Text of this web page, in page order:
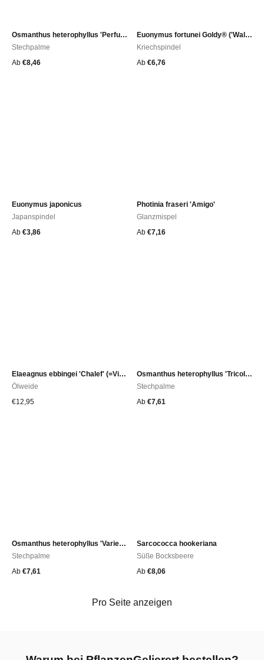
Osmanthus heterophyllus 'Perfume Party'
Stechpalme
Ab €8,46
Euonymus fortunei Goldy® ('Waldbolwi'PBR)
Kriechspindel
Ab €6,76
Euonymus japonicus
Japanspindel
Ab €3,86
Photinia fraseri 'Amigo'
Glanzmispel
Ab €7,16
Elaeagnus ebbingei 'Chalef' (=Viveleg)
Ölweide
€12,95
Osmanthus heterophyllus 'Tricolor' (=Goshiki)
Stechpalme
Ab €7,61
Osmanthus heterophyllus 'Variegatus'
Stechpalme
Ab €7,61
Sarcococca hookeriana
Süße Bocksbeere
Ab €8,06
Pro Seite anzeigen